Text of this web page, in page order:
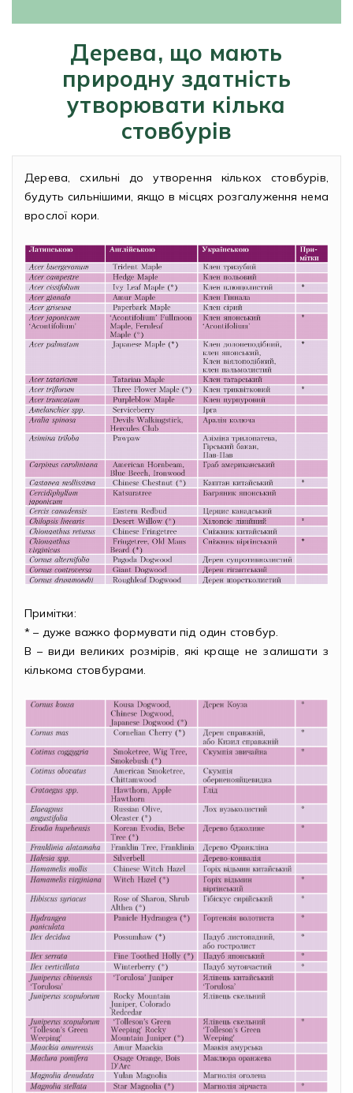
Інформація
Про розсадник
Новини
Оплата та доставка
Гарантії
Контакти
Дерева, що мають
природну здатність
утворювати кілька
стовбурів
Дерева, схильні до утворення кількох стовбурів,
будуть сильнішими, якщо в місцях розгалуження нема
врослої кори.
Примітки:
* – дуже важко формувати під один стовбур.
В – види великих розмірів, які краще не залишати з
кількома стовбурами.